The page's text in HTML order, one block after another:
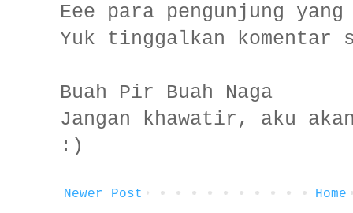
Eee para pengunjung
Yuk tinggalkan komentar
Buah Pir Buah Naga
Jangan khawatir, aku
:)
Newer Post Home